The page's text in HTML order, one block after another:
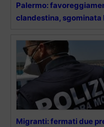
Palermo:
clandestina, sgominata
Migranti: fermati due